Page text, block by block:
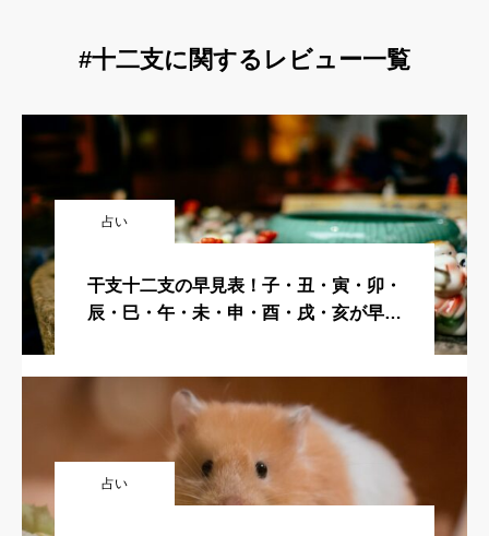
#十二支に関するレビュー一覧
占い
干支十二支の早見表！子・丑・寅・卯・
辰・巳・午・未・申・酉・戌・亥が早わ
占い